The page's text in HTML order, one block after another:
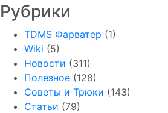
Рубрики
TDMS Фарватер (1)
Wiki (5)
Новости (311)
Полезное (128)
Советы и Трюки (143)
Статьи (79)